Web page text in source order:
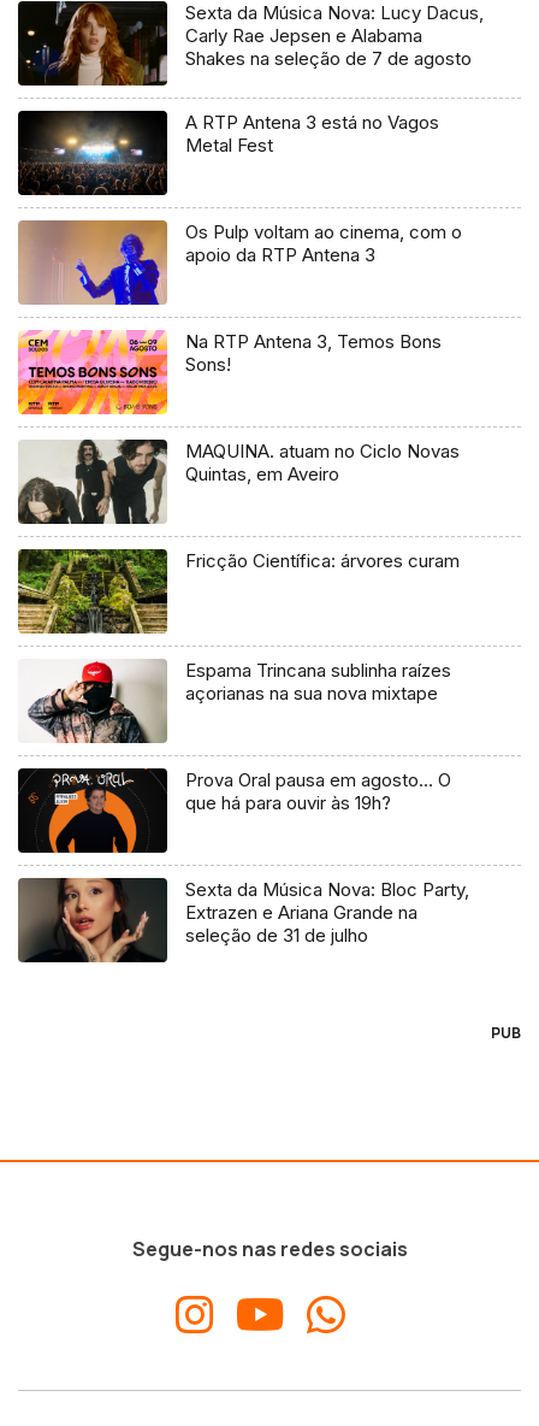
Sexta da Música Nova: Lucy Dacus,
Carly Rae Jepsen e Alabama
Shakes na seleção de 7 de agosto
A RTP Antena 3 está no Vagos
Metal Fest
Os Pulp voltam ao cinema, com o
apoio da RTP Antena 3
Na RTP Antena 3, Temos Bons
Sons!
MAQUINA. atuam no Ciclo Novas
Quintas, em Aveiro
Fricção Científica: árvores curam
Espama Trincana sublinha raízes
açorianas na sua nova mixtape
Prova Oral pausa em agosto… O
que há para ouvir às 19h?
Sexta da Música Nova: Bloc Party,
Extrazen e Ariana Grande na
seleção de 31 de julho
PUB
Segue-nos nas redes sociais